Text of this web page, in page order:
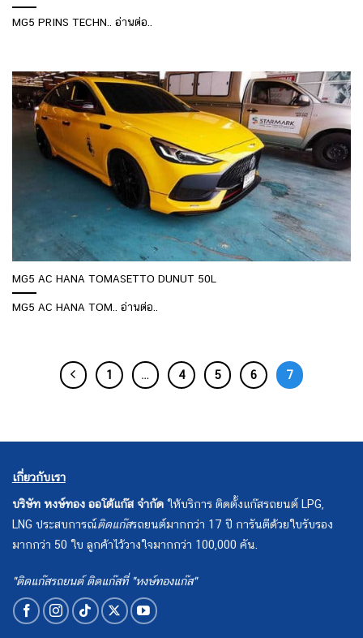
MG5 PRINS TECHN.. อ่านต่อ..
MG5 AC HANA TOMASETTO DUNUT 50L
MG5 AC HANA TOM.. อ่านต่อ..
1 … 4 5 6 7
เกี่ยวกับเรา
บริษัท หงษ์ทอง ออโต้แก๊ส จำกัด ให้บริการ ติดตั้งแก๊สรถยนต์ LPG,
LNG ประสบการณ์ติดแก๊สรถยนต์มากกว่า 17 ปี การันตีด้วยใบรับรอง
มากกว่า 50 ใบ ลูกค้าไว้วางใจมากกว่า 100,000 คัน.
"ติดแก๊สรถยนต์ ติดแก๊สที่ "หงษ์ทองแก๊ส"